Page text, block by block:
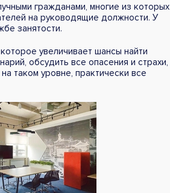
гражданами, многие из которых
на руководящие должности. У
занятости.
увеличивает шансы найти
обсудить все опасения и страхи,
таком уровне, практически все